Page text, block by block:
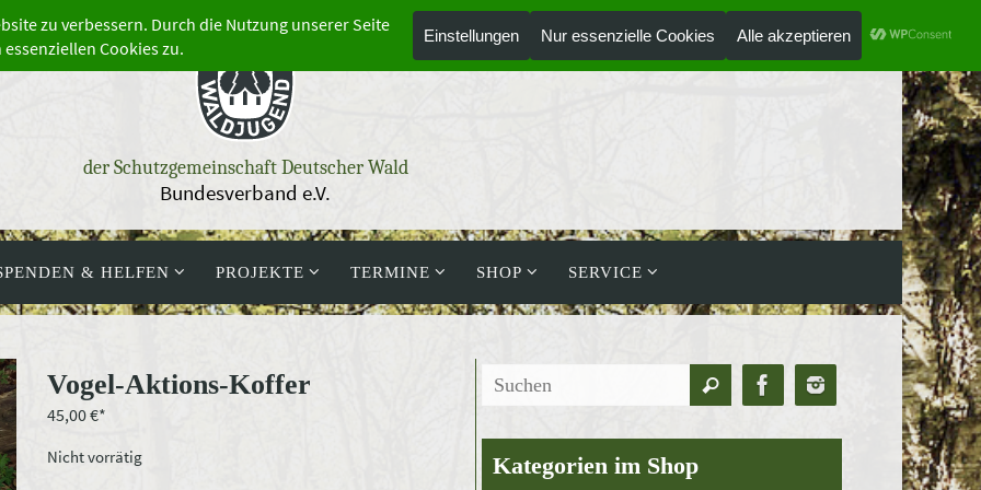
der Schutzgemeinschaft Deutscher Wald
Bundesverband e.V.
& HELFEN PROJEKTE TERMINE SHOP SERVICE
Vogel-Aktions-Koffer
45,00€
Nicht vorrätig
Suchen
nach:
Suchen
Kategorien im Shop